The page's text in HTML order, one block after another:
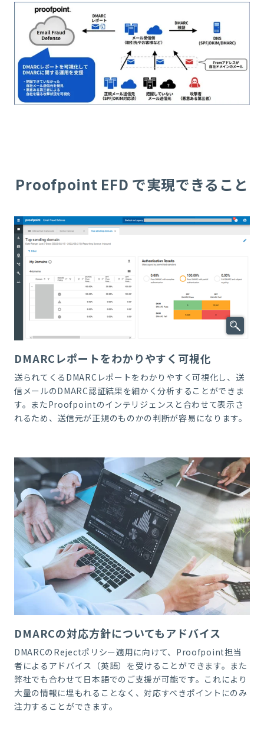
Proofpoint EFD で実現できること
DMARCレポートをわかりやすく可視化
送られてくる DMARC レポートをわかりやすく可視化し、送
信メールのDMARC認証結果を細かく分析することができま
す。またProofpointのインテリジェンスと合わせて表示さ
れるため、送信元が正規のものかの判断が容易になります。
DMARCの対応方針についてもアドバイス
DMARCの Rejectポリシー適用に向けて、 Proofpoint担当
者によるアドバイス（英語）を受けることができます。また
弊社でも合わせて日本語でのご支援が可能です。これにより
大量の情報に埋もれることなく、対応すべきポイントにのみ
注力することができます。